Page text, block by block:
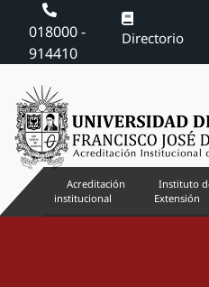
018000 -
914410
Directorio
Acreditación
institucional
Instituto
Extensión